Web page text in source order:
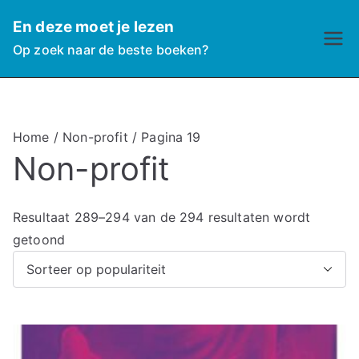
naar
de
inhoud
En deze moet je lezen
Op zoek naar de beste boeken?
Home / Non-profit / Pagina 19
Non-profit
Resultaat 289–294 van de 294 resultaten wordt
getoond
s
r